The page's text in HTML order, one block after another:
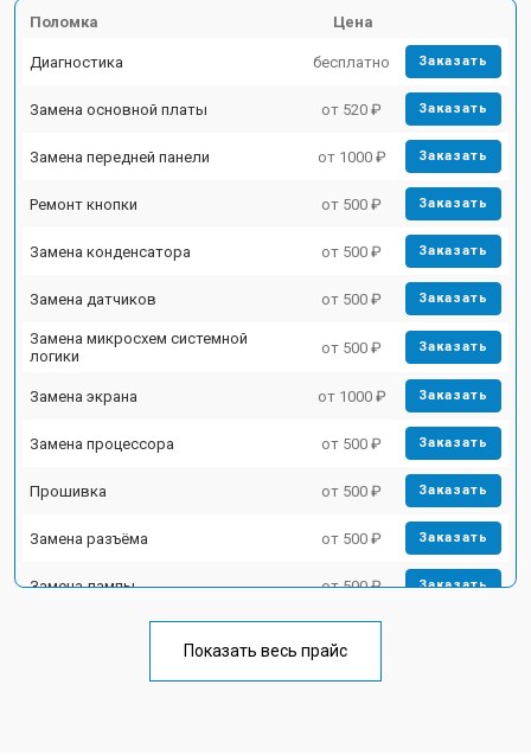
Поломка Цена
Диагностика бесплатно Заказать
Замена основной платы от 520 ₽ Заказать
Замена передней панели от 1000 ₽ Заказать
Ремонт кнопки от 500 ₽ Заказать
Замена конденсатора от 500 ₽ Заказать
Замена датчиков от 500 ₽ Заказать
Замена микросхем системной
логики
от 500 ₽ Заказать
Замена экрана от 1000 ₽ Заказать
Замена процессора от 500 ₽ Заказать
Прошивка от 500 ₽ Заказать
Замена разъёма от 500 ₽ Заказать
Замена лампы от 500 ₽ Заказать
Показать весь прайс